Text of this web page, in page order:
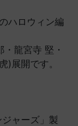
ハロウィン編
龍宮寺 堅・
)展開です。
ャーズ」製